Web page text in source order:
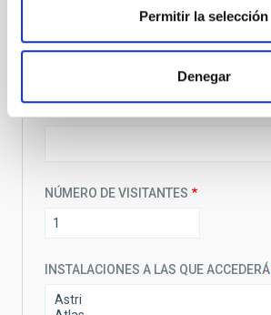
Permitir la selección
Denegar
FECHA
DE
NÚMERO DE VISITANTES
INSTALACIONES A LAS QUE ACCEDERÁ